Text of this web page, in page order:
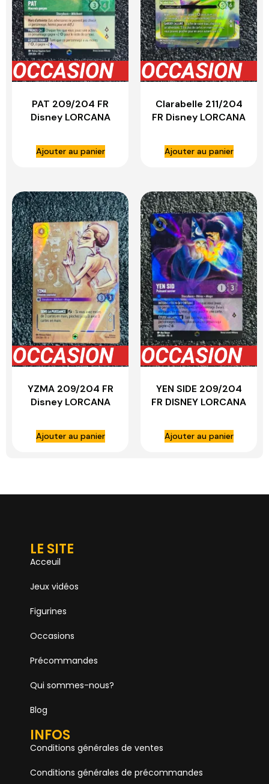
PAT 209/204 FR
Disney LORCANA
Ajouter au panier
Clarabelle 211/204
FR Disney LORCANA
Ajouter au panier
YZMA 209/204 FR
Disney LORCANA
Ajouter au panier
YEN SIDE 209/204
FR DISNEY LORCANA
Ajouter au panier
LE SITE
Acceuil
Jeux vidéos
Figurines
Occasions
Précommandes
Qui sommes-nous?
Blog
INFOS
Conditions générales de ventes
Conditions générales de précommandes